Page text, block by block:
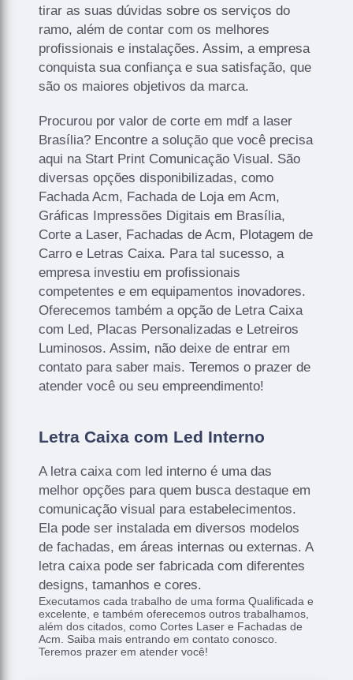
tirar as suas dúvidas sobre os serviços do
ramo, além de contar com os melhores
profissionais e instalações. Assim, a empresa
conquista sua confiança e sua satisfação, que
são os maiores objetivos da marca.
Procurou por valor de corte em mdf a laser
Brasília? Encontre a solução que você precisa
aqui na Start Print Comunicação Visual. São
diversas opções disponibilizadas, como
Fachada Acm, Fachada de Loja em Acm,
Gráficas Impressões Digitais em Brasília,
Corte a Laser, Fachadas de Acm, Plotagem de
Carro e Letras Caixa. Para tal sucesso, a
empresa investiu em profissionais
competentes e em equipamentos inovadores.
Oferecemos também a opção de Letra Caixa
com Led, Placas Personalizadas e Letreiros
Luminosos. Assim, não deixe de entrar em
contato para saber mais. Teremos o prazer de
atender você ou seu empreendimento!
Letra Caixa com Led Interno
A letra caixa com led interno é uma das
melhor opções para quem busca destaque em
comunicação visual para estabelecimentos.
Ela pode ser instalada em diversos modelos
de fachadas, em áreas internas ou externas. A
letra caixa pode ser fabricada com diferentes
designs, tamanhos e cores.
Executamos cada trabalho de uma forma Qualificada e
excelente, e também oferecemos outros trabalhamos,
além dos citados, como Cortes Laser e Fachadas de
Acm. Saiba mais entrando em contato conosco.
Teremos prazer em atender você!